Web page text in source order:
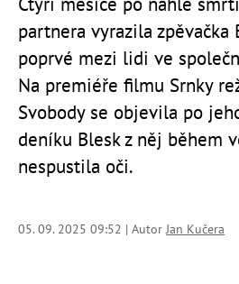
partnera vyrazila zpěvačka
poprvé mezi lidi ve
Na premiéře filmu Srnky
Svobody se objevila po
deníku Blesk z něj během
nespustila oči.
05. 09. 2025 09:52 | AutorJan Kučera